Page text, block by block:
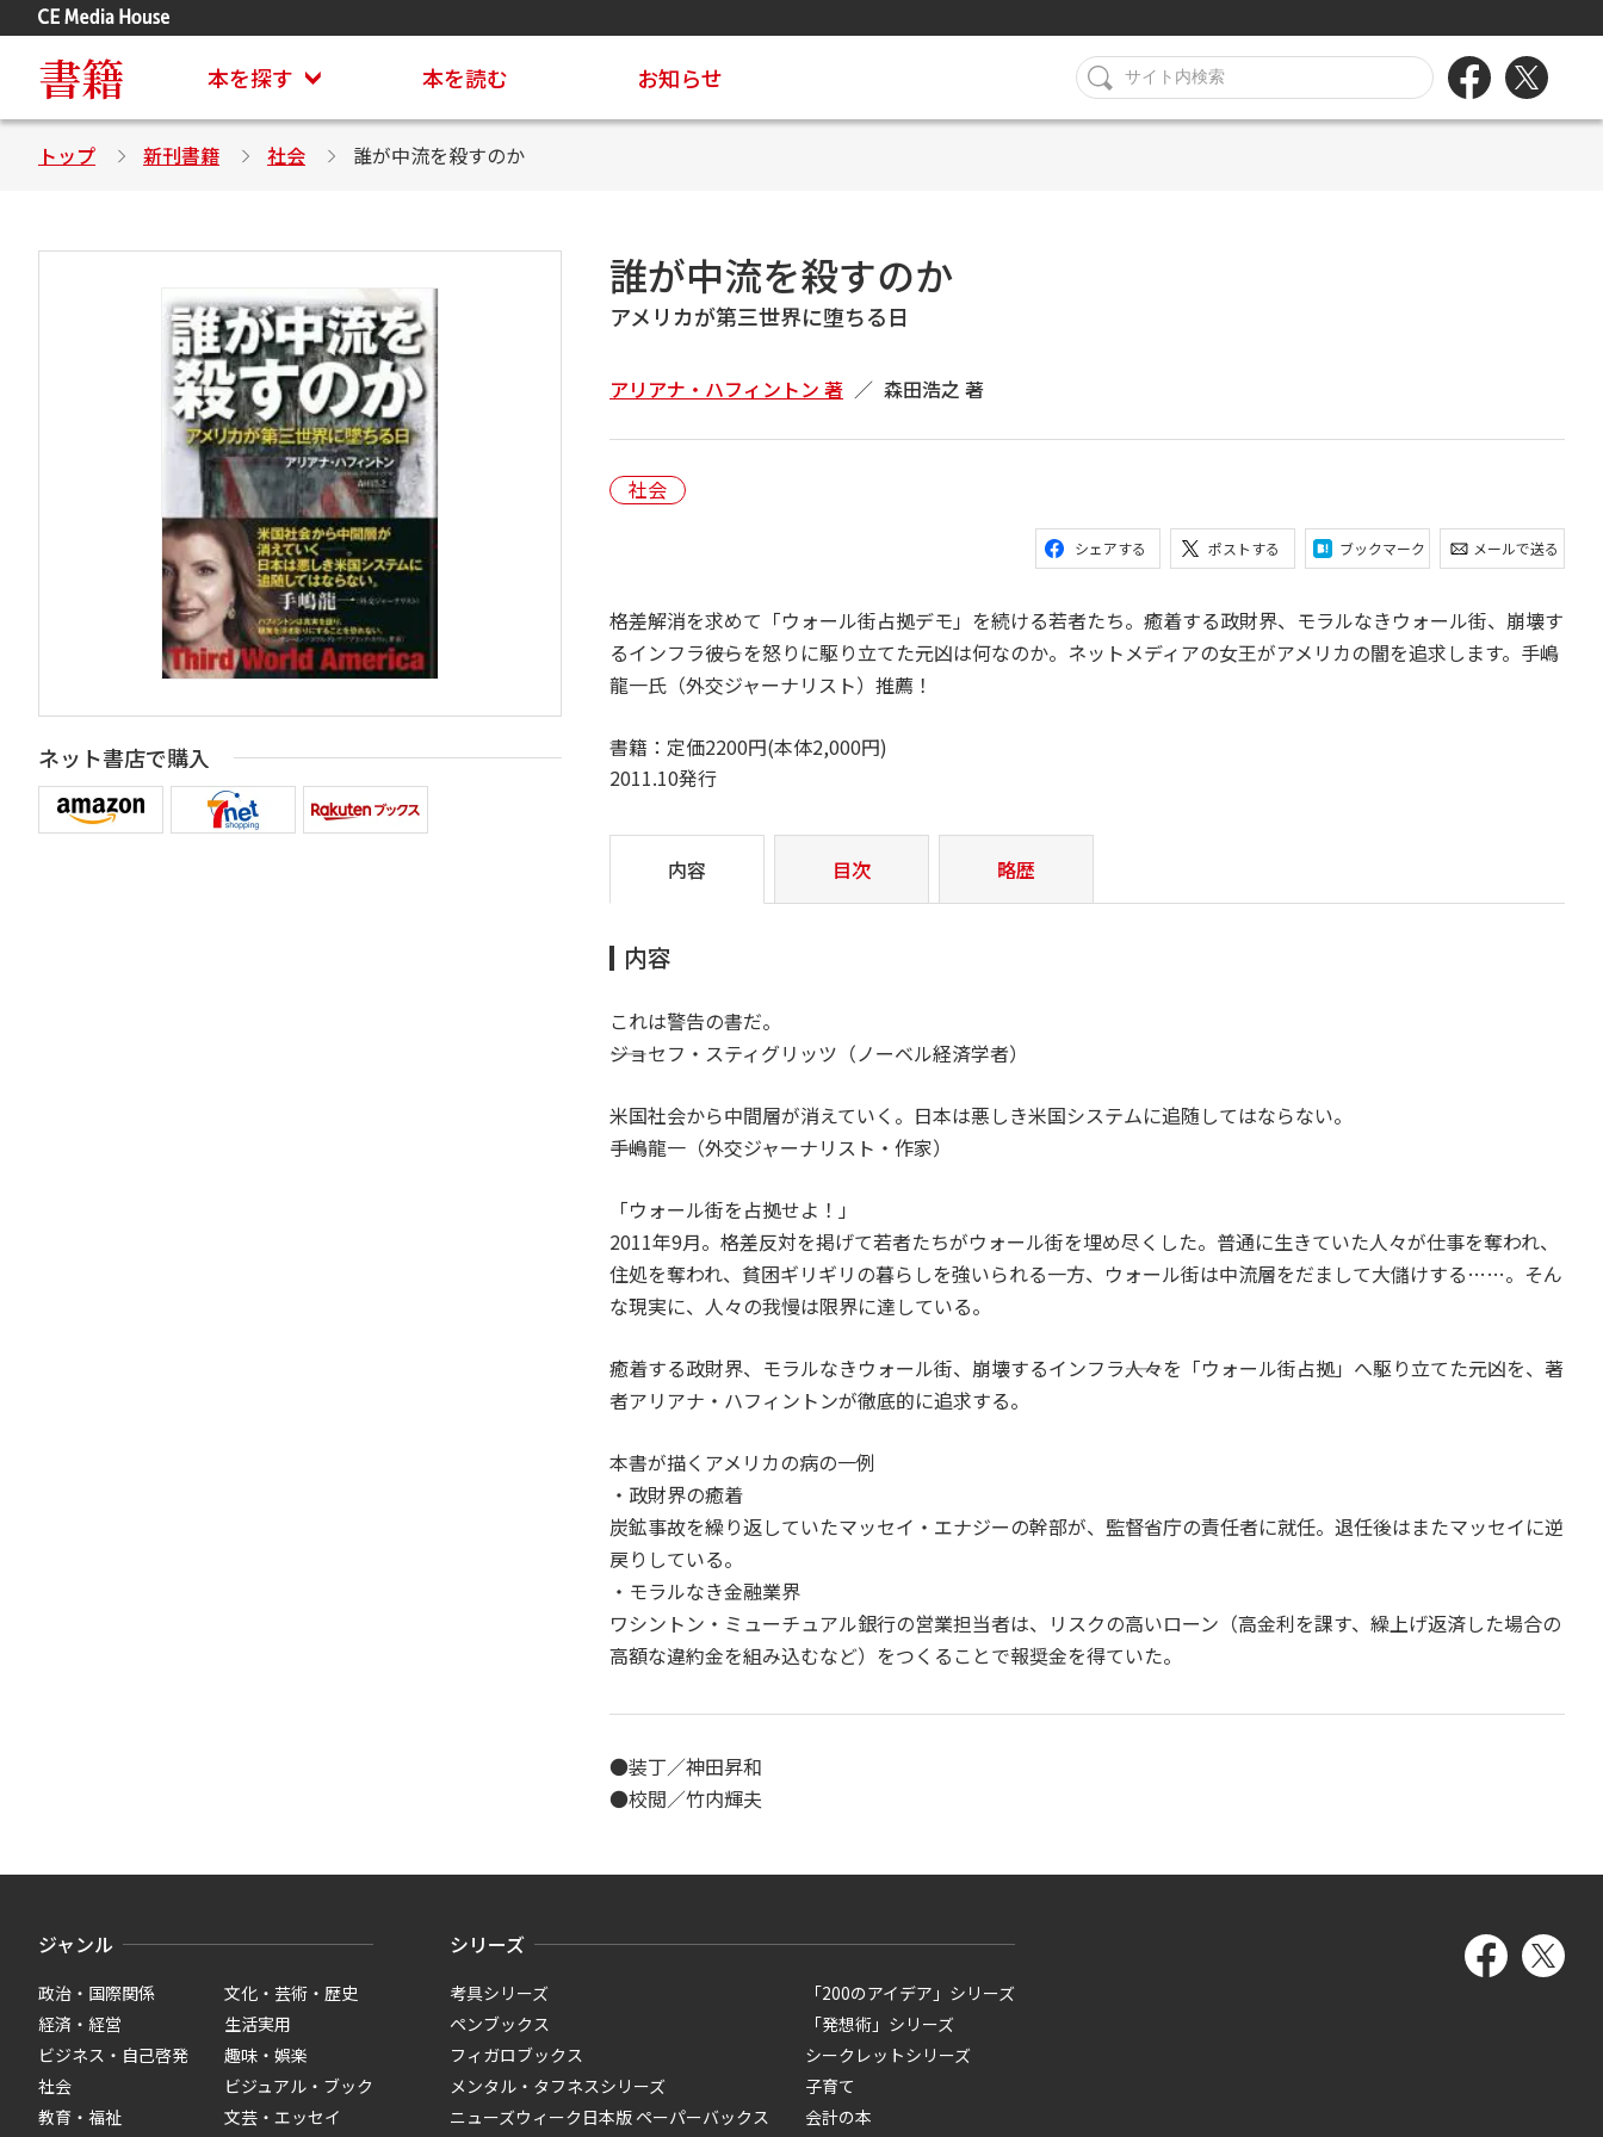
書籍 本を探す 本を読む お知らせ
トップ 新刊書籍 社会 誰が中流を殺すのか
ネット書店で購入
誰が中流を殺すのか
アメリカが第三世界に堕ちる日
アリアナ・ハフィントン 著 森田浩之 著
社会
シェアする ポストする ブックマーク メールで送る
格差解消を求めて「ウォール街占拠デモ」を続ける若者たち。癒着する政財界、モラルなきウォール街、崩壊す
るインフラ――彼らを怒りに駆り立てた元凶は何なのか。ネットメディアの女王がアメリカの闇を追求します。手嶋
龍一氏（外交ジャーナリスト）推薦！
書籍：定価2200円(本体2,000円)
2011.10発行
内容 目次 略歴
内容
これは警告の書だ。
――ジョセフ・スティグリッツ（ノーベル経済学者）
米国社会から中間層が消えていく。日本は悪しき米国システムに追随してはならない。
――手嶋龍一（外交ジャーナリスト・作家）
「ウォール街を占拠せよ！」
2011年9月。格差反対を掲げて若者たちがウォール街を埋め尽くした。普通に生きていた人々が仕事を奪われ、
住処を奪われ、貧困ギリギリの暮らしを強いられる一方、ウォール街は中流層をだまして大儲けする……。そん
な現実に、人々の我慢は限界に達している。
癒着する政財界、モラルなきウォール街、崩壊するインフラ――人々を「ウォール街占拠」へ駆り立てた元凶を、著
者アリアナ・ハフィントンが徹底的に追求する。
本書が描くアメリカの病の一例
・政財界の癒着
炭鉱事故を繰り返していたマッセイ・エナジーの幹部が、監督省庁の責任者に就任。退任後はまたマッセイに逆
戻りしている。
・モラルなき金融業界
ワシントン・ミューチュアル銀行の営業担当者は、リスクの高いローン（高金利を課す、繰上げ返済した場合の
高額な違約金を組み込むなど）をつくることで報奨金を得ていた。
●装丁／神田昇和
●校閲／竹内輝夫
ジャンル
政治・国際関係
経済・経営
ビジネス・自己啓発
社会
教育・福祉
文化・芸術・歴史
生活実用
趣味・娯楽
ビジュアル・ブック
文芸・エッセイ
シリーズ
考具シリーズ
ペンブックス
フィガロブックス
メンタル・タフネスシリーズ
ニューズウィーク日本版 ペーパーバックス
「200のアイデア」シリーズ
「発想術」シリーズ
シークレットシリーズ
子育て
会計の本